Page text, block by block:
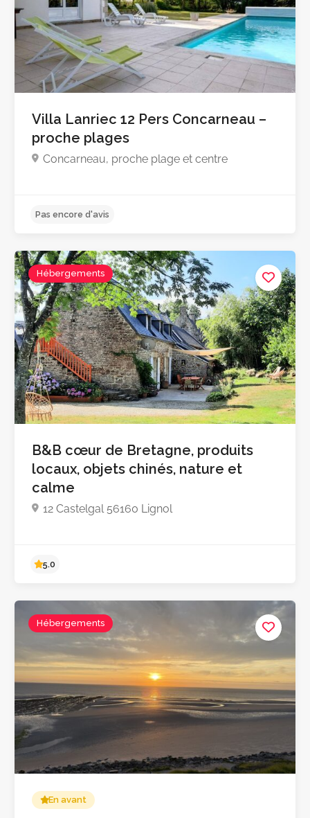
Pas encore d'avis
Villa Lanriec 12 Pers Concarneau –
proche plages
Concarneau, proche plage et centre
Pas encore d'avis
Hébergements
B&B cœur de Bretagne, produits
locaux, objets chinés, nature et
calme
12 Castelgal 56160 Lignol
Hébergements
En avant